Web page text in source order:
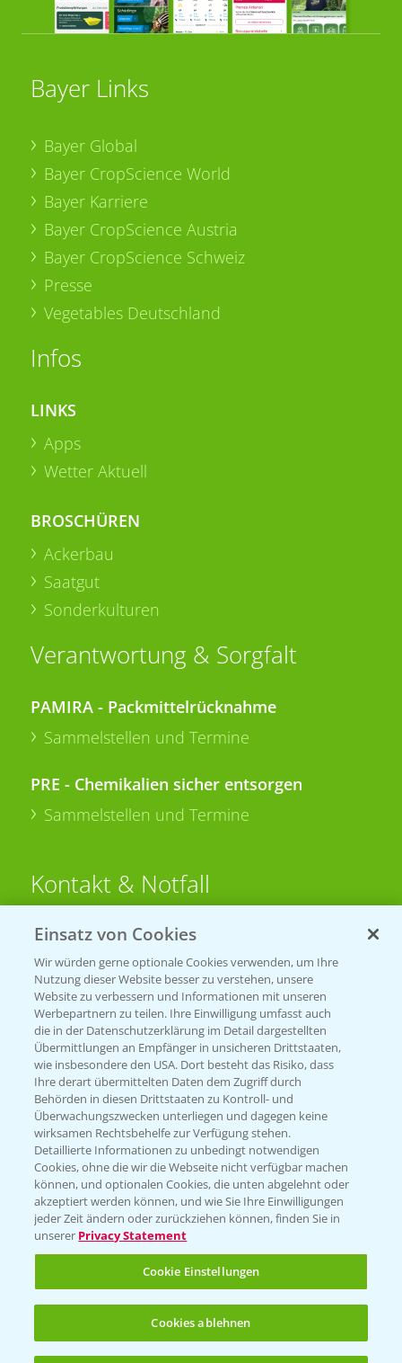
Bayer Links
Bayer Global
Bayer CropScience World
Bayer Karriere
Bayer CropScience Austria
Bayer CropScience Schweiz
Presse
Vegetables Deutschland
Infos
LINKS
Apps
Wetter Aktuell
BROSCHÜREN
Ackerbau
Saatgut
Sonderkulturen
Verantwortung & Sorgfalt
PAMIRA - Packmittelrücknahme
Sammelstellen und Termine
PRE - Chemikalien sicher entsorgen
Sammelstellen und Termine
Kontakt & Notfall
Beratung auf WhatsApp
T.+49 (0)174 346 564 1
KONTAKT
Hilfe in Notfällen
T.+49 (0)214/30-20220
Folgen Sie uns
Einsatz von Cookies
Wir würden gerne optionale Cookies verwenden, um Ihre
Nutzung dieser Website besser zu verstehen, unsere
Website zu verbessern und Informationen mit unseren
Werbepartnern zu teilen. Ihre Einwilligung umfasst auch
die in der Datenschutzerklärung im Detail dargestellten
Übermittlungen an Empfänger in unsicheren Drittstaaten,
wie insbesondere den USA. Dort besteht das Risiko, dass
Ihre derart übermittelten Daten dem Zugriff durch
Behörden in diesen Drittstaaten zu Kontroll- und
Überwachungszwecken unterliegen und dagegen keine
wirksamen Rechtsbehelfe zur Verfügung stehen.
Detaillierte Informationen zu unbedingt notwendigen
Cookies, ohne die wir die Webseite nicht verfügbar machen
können, und optionalen Cookies, die unten abgelehnt oder
akzeptiert werden können, und wie Sie Ihre Einwilligungen
jeder Zeit ändern oder zurückziehen können, finden Sie in
unserer Privacy Statement
Cookie Einstellungen
Cookies ablehnen